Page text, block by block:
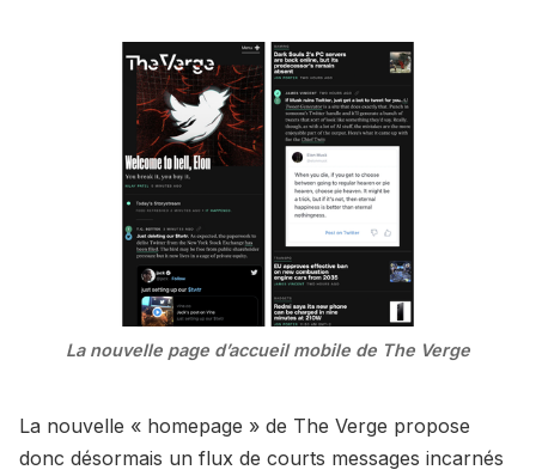
La nouvelle page d’accueil mobile de The Verge
La nouvelle « homepage » de The Verge propose
donc désormais un flux de courts messages incarnés